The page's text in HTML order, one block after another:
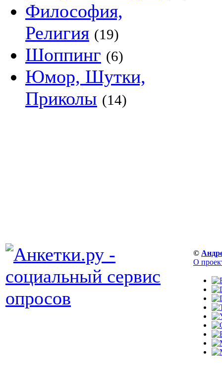
Философия,
Религия (19)
Шоппинг (6)
Юмор, Шутки,
Приколы (14)
©
О